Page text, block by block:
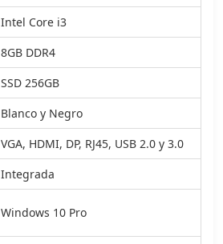
Intel Core i3
8GB DDR4
SSD 256GB
Blanco y Negro
VGA, HDMI, DP, RJ45, USB 2.0 y 3.0
Integrada
Windows 10 Pro